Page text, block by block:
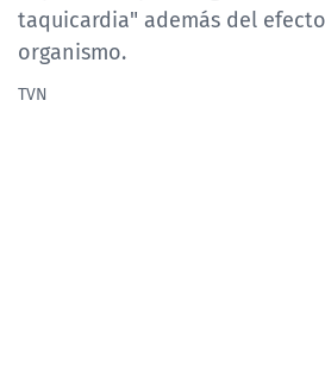
TVN PLAY
PROGRAMAS
taquicardia" además del
organismo.
TVN